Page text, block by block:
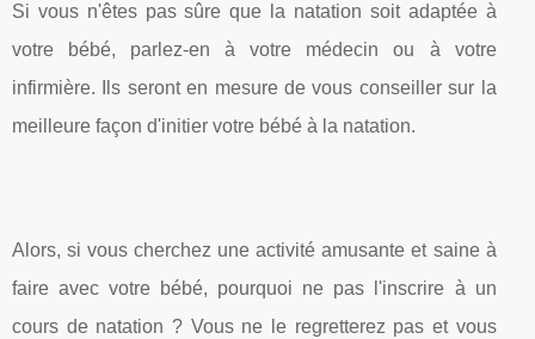
Si vous n'êtes pas sûre que la natation soit adaptée à
votre bébé, parlez-en à votre médecin ou à votre
infirmière. Ils seront en mesure de vous conseiller sur la
meilleure façon d'initier votre bébé à la natation.
Alors, si vous cherchez une activité amusante et saine à
faire avec votre bébé, pourquoi ne pas l'inscrire à un
cours de natation ? Vous ne le regretterez pas et vous